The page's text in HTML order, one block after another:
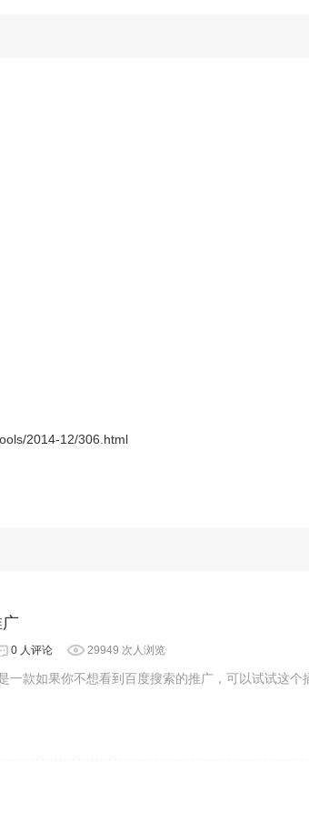
2014-12/306.html
0 人评论 29949 次人浏览
一款如果你不想看到百度搜索的推广，可以试试这个